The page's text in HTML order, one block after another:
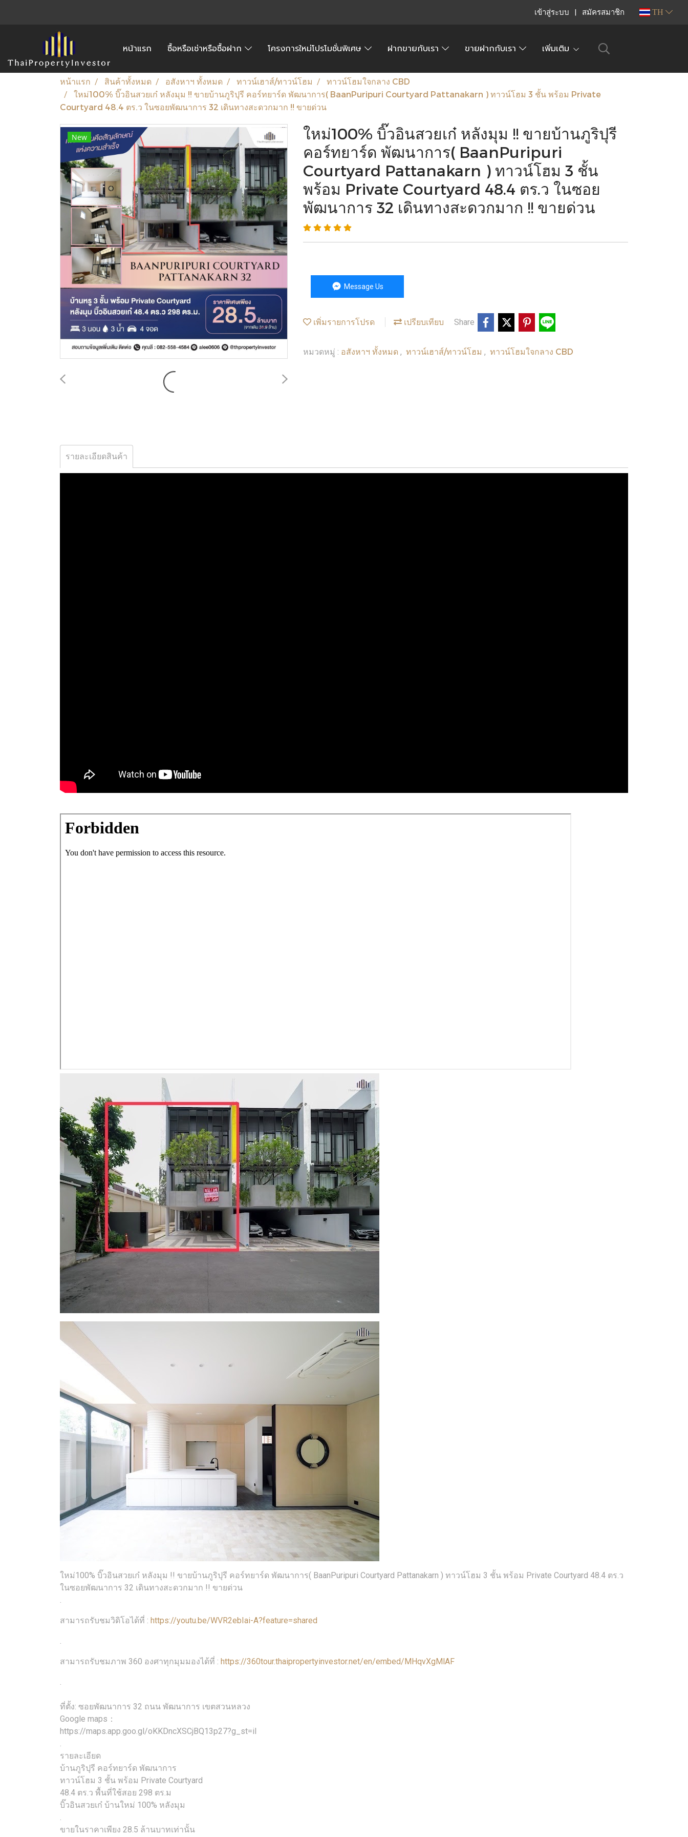
เข้าสู่ระบบ สมัครสมาชิก TH
หน้าแรก ซื้อหรือเช่าหรือซื้อฝาก โครงการใหม่โปรโมชั่นพิเศษ ฝากขายกับเรา ขายฝากกับเรา เพิ่มเติม
หน้าแรก สินค้าทั้งหมด อสังหาฯ ทั้งหมด ทาวน์เฮาส์/ทาวน์โฮม
ทาวน์โฮมใจกลาง CBD
ใหม่100% บิ๊วอินสวยเก๋ หลังมุม !! ขายบ้านภูริปุรี คอร์ทยาร์ด พัฒนาการ( BaanPuripuri Courtyard Pattanakarn ) ทาวน์โฮม 3 ชั้น พร้อม Private
Courtyard 48.4 ตร.ว ในซอยพัฒนาการ 32 เดินทางสะดวกมาก !! ขายด่วน
New
ใหม่100% บิ๊วอินสวยเก๋ หลังมุม !! ขายบ้านภูริปุรี
คอร์ทยาร์ด พัฒนาการ( BaanPuripuri
Courtyard Pattanakarn ) ทาวน์โฮม 3 ชั้น
พร้อม Private Courtyard 48.4 ตร.ว ในซอย
พัฒนาการ 32 เดินทางสะดวกมาก !! ขายด่วน
Message Us
เพิ่มรายการโปรด เปรียบเทียบ Share
หมวดหมู่ : อสังหาฯ ทั้งหมด , ทาวน์เฮาส์/ทาวน์โฮม , ทาวน์โฮมใจกลาง CBD
รายละเอียดสินค้า
ใหม่100% บิ๊วอินสวยเก๋ หลังมุม !! ขายบ้านภูริปุรี คอร์ทยาร์ด พัฒนาการ( BaanPuripuri Courtyard Pattanakarn ) ทาวน์โฮม 3 ชั้น พร้อม Private Courtyard 48.4 ตร.ว
ในซอยพัฒนาการ 32 เดินทางสะดวกมาก !! ขายด่วน
.
สามารถรับชมวิดิโอได้ที่ : https://youtu.be/WVR2ebIai-A?feature=shared
.
สามารถรับชมภาพ 360 องศาทุกมุมมองได้ที่ : https://360tour.thaipropertyinvestor.net/en/embed/MHqvXgMlAF
.
ที่ตั้ง: ซอยพัฒนาการ 32 ถนน พัฒนาการ เขตสวนหลวง
Google maps：
https://maps.app.goo.gl/oKKDncXSCjBQ13p27?g_st=il
.
รายละเอียด
บ้านภูริปุรี คอร์ทยาร์ด พัฒนาการ
ทาวน์โฮม 3 ชั้น พร้อม Private Courtyard
48.4 ตร.ว พื้นที่ใช้สอย 298 ตร.ม
บิ๊วอินสวยเก๋ บ้านใหม่ 100% หลังมุม
.
ขายในราคาเพียง 28.5 ล้านบาทเท่านั้น